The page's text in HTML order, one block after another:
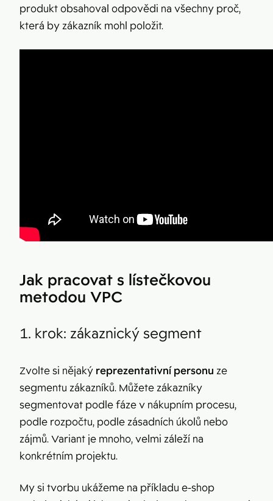
produkt obsahoval odpovědi na všechny proč,
která by zákazník mohl položit.
Jak pracovat s lístečkovou
metodou VPC
1. krok: zákaznický segment
Zvolte si nějaký reprezentativní personu ze
segmentu zákazníků. Můžete zákazníky
segmentovat podle fáze v nákupním procesu,
podle rozpočtu, podle zásadních úkolů nebo
zájmů. Variant je mnoho, velmi záleží na
konkrétním projektu.
My si tvorbu ukážeme na příkladu e-shop